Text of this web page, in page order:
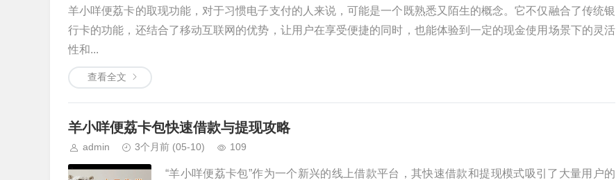
羊小咩便荔卡的取现功能，对于习惯电子支付的人来说，可能是一个既熟悉又陌生的概念。它不仅融合了传统银
行卡的功能，还结合了移动互联网的优势，让用户在享受便捷的同时，也能体验到一定的现金使用场景下的灵活
性和...
查看全文
羊小咩便荔卡包快速借款与提现攻略
admin 3个月前 (05-10) 109
“羊小咩便荔卡包”作为一个新兴的线上借款平台，其快速借款和提现模式吸引了大量用户的